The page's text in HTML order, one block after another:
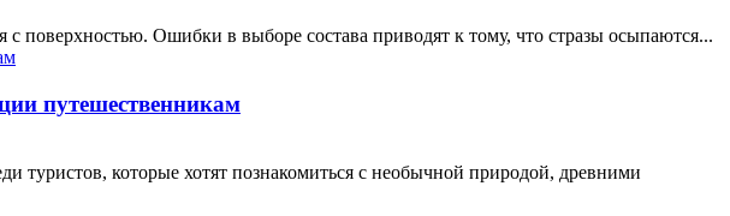
с поверхностью. Ошибки в выборе состава приводят к тому, что стразы осыпаются...
путешественникам
туристов, которые хотят познакомиться с необычной природой, древними